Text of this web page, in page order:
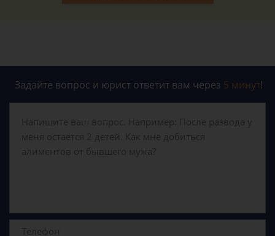
Задайте вопрос и юрист ответит вам через 5 минут!